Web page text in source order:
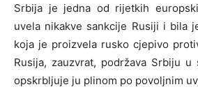
Srbija je jedna od rijetkih
uvela nikakve sankcije Rusiji i bila
koja je proizvela rusko cjepivo
Rusija, zauzvrat, podržava Srbiju
opskrbljuje ju plinom po povoljnim